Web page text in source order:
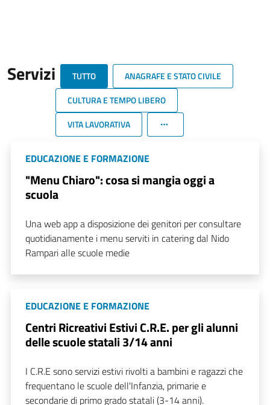
Servizi TUTTO
ANAGRAFE E STATO CIVILE
CULTURA E TEMPO LIBERO
VITA LAVORATIVA
EDUCAZIONE E FORMAZIONE
"Menu Chiaro": cosa si mangia oggi a
scuola
Una web app a disposizione dei genitori per consultare
quotidianamente i menu serviti in catering dal Nido
Rampari alle scuole medie
EDUCAZIONE E FORMAZIONE
Centri Ricreativi Estivi C.R.E. per gli alunni
delle scuole statali 3/14 anni
I C.R.E sono servizi estivi rivolti a bambini e ragazzi che
frequentano le scuole dell'Infanzia, primarie e
secondarie di primo grado statali (3-14 anni).